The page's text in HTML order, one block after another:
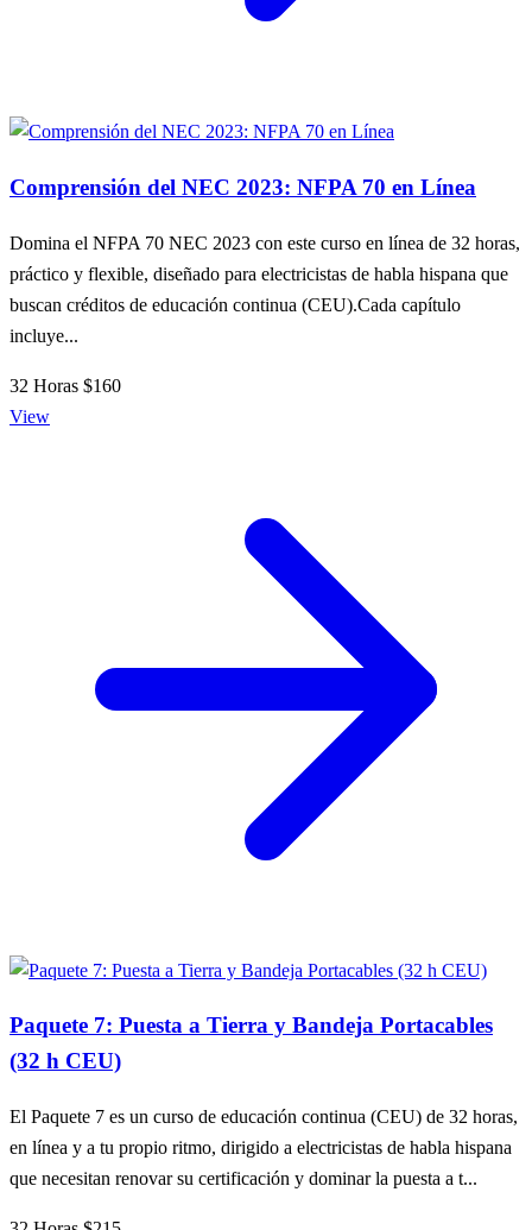
Comprensión del NEC 2023: NFPA 70 en Línea
Domina el NFPA 70 NEC 2023 con este curso en línea de 32 horas,
práctico y flexible, diseñado para electricistas de habla hispana que
buscan créditos de educación continua (CEU).Cada capítulo
incluye...
32 Horas $160
View
Paquete 7: Puesta a Tierra y Bandeja Portacables
(32 h CEU)
El Paquete 7 es un curso de educación continua (CEU) de 32 horas,
en línea y a tu propio ritmo, dirigido a electricistas de habla hispana
que necesitan renovar su certificación y dominar la puesta a t...